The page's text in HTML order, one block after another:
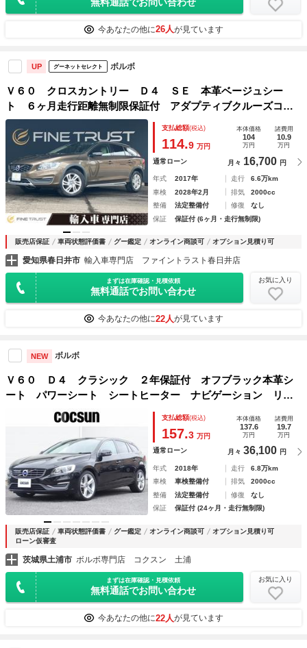
今あなたの他に26人が見ています
UP グーネットセレクト ボルボ
Ｖ６０ クロスカントリー Ｄ４ ＳＥ 本革ベージュシー
ト ６ヶ月走行距離無制限保証付 アダプティブクルーズコン
トロール 純正ＨＤＤナビ ディスチャージヘッドランプ 禁
煙車 シートヒーター バックカメラ ブラインドスポットモ
ニター ＥＴＣ
支払総額(税込)
114.9 万円
本体価格
104
万円
諸費用
10.9
万円
通常ローン 月々 16,700 円
年式 2017年 走行
6.6万km
車検
2028年2月 排気
2000cc
整備
法定整備付 修復
なし
保証
保証付 (6ヶ月・走行無制限)
販売店保証 車両状態評価書 グー鑑定 オンライン商談可 オプション見積り可
愛知県春日井市 輸入車専門店 ファイントラスト春日井店
まずは在庫確認・見積依頼
無料通話でお問い合わせ
お気に入り
今あなたの他に22人が見ています
NEW ボルボ
Ｖ６０ Ｄ４ クラシック ２年保証付 オフブラック本革シ
ート パワーシート シートヒーター ナビゲーション リア
ビューカメラ アーバンウッドパネル チルトアップ機構付サ
ンルーフ １８インチアルミホイール ＥＴＣ 禁煙車
支払総額(税込)
157.3 万円
本体価格
137.6
万円
諸費用
19.7
万円
通常ローン 月々 36,100 円
年式 2018年 走行
6.8万km
車検
車検整備付 排気
2000cc
整備
法定整備付 修復
なし
保証
保証付 (24ヶ月・走行無制限)
販売店保証 車両状態評価書 グー鑑定 オンライン商談可
オプション見積り可
ローン仮審査
茨城県土浦市 ボルボ専門店 コクスン 土浦
まずは在庫確認・見積依頼
無料通話でお問い合わせ
お気に入り
今あなたの他に22人が見ています